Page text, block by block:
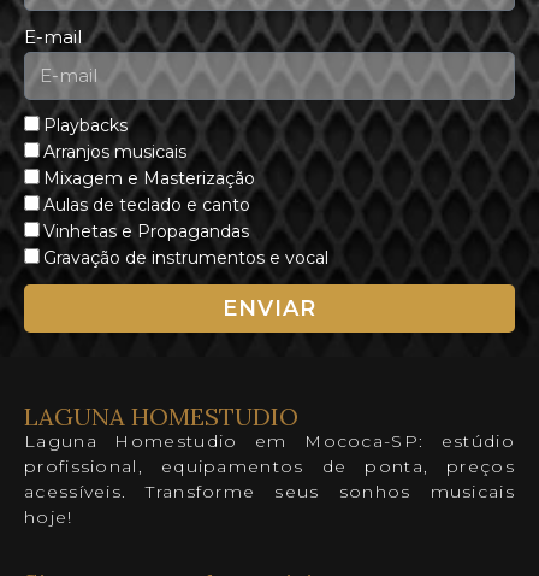
E-mail
Playbacks
Arranjos musicais
Mixagem e Masterização
Aulas de teclado e canto
Vinhetas e Propagandas
Gravação de instrumentos e vocal
ENVIAR
LAGUNA HOMESTUDIO
Laguna Homestudio em Mococa-SP: estúdio
profissional, equipamentos de ponta, preços
acessíveis. Transforme seus sonhos musicais
hoje!